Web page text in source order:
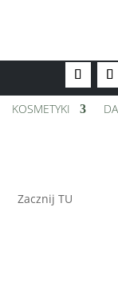
KOSMETYKI
Zacznij TU